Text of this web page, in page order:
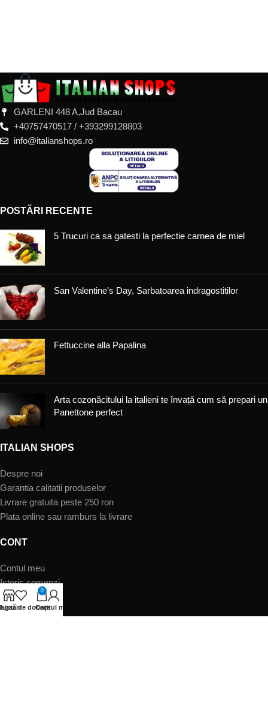
GARLENI 448 A,Jud Bacau
+40757470517 / +393299128803
info@italianshops.ro
POSTĂRI RECENTE
5 Trucuri ca sa gatesti la perfectie carnea de miel
San Valentine’s Day, Sarbatoarea indragostitilor
Fettuccine alla Papalina
Arta cozonăcitului la italieni te învață cum să prepari un
Panettone perfect
ITALIAN SHOPS
Despre noi
Garantia calitatii produselor
Livrare gratuita peste 250 ron
Plata online sau ramburs la livrare
CONT
Contul meu
Istoric comenzi
Asistenţă clienţi
Listă de dorințe
0
Cart
Contul meu